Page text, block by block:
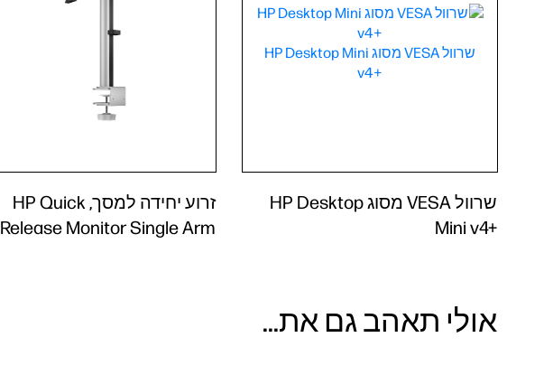
זרוע יחידה למסך, HP Quick
Release Monitor Single Arm;
שרוול VESA מסוג HP Desktop
Mini v4+‎
אולי תאהב גם את...